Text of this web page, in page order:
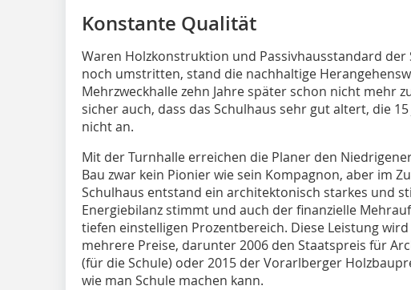
Konstante Qualität
Waren Holzkonstruktion und Passivhausstandard der
noch umstritten, stand die nachhaltige
Mehrzweckhalle zehn Jahre später schon nicht mehr
sicher auch, dass das Schulhaus sehr gut altert, die
nicht an.
Mit der Turnhalle erreichen die Planer den
Bau zwar kein Pionier wie sein Kompagnon, aber im
Schulhaus entstand ein architektonisch starkes und
Energiebilanz stimmt und auch der finanzielle
tiefen einstelligen Prozentbereich. Diese Leistung
mehrere Preise, darunter 2006 den Staatspreis für
(für die Schule) oder 2015 der Vorarlberger
wie man Schule machen kann.